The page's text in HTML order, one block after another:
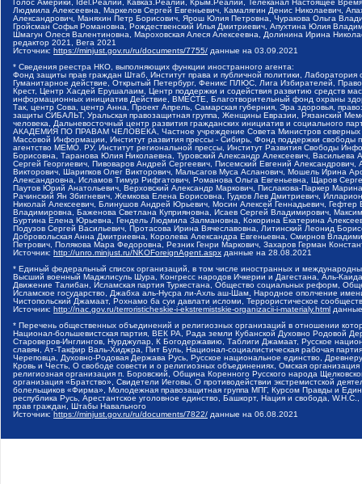
Голос Америки, Idel.Реалии, Кавказ.Реалии, Крым.Реалии, Телеканал Настоящее
Людмила Алексеевна, Маркелов Сергей Евгеньевич, Камалягин Денис Николаевич,
Александрович, Маняхин Петр Борисович, Ярош Юлия Петровна, Чуракова Ольга
Гройсман Софья Романовна, Рождественский Илья Дмитриевич, Апухтина Юлия
Шмагун Олеся Валентиновна, Мароховская Алеся Алексеевна, Долинина Ирина
редактор 2021, Вега 2021
Источник: https://minjust.gov.ru/ru/documents/7755/ данные на 03.09.2021
* Сведения реестра НКО, выполняющих функции иностранного агента:
Фонд защиты прав граждан Штаб, Институт права и публичной политики,
Гуманитарное действие, Открытый Петербург, Феникс ПЛЮС, Лига Избирателей,
Крест, Центр Хасдей Ерушалаим, Центр поддержки и содействия развитию средств
информационных инициатив Действие, ВМЕСТЕ, Благотворительный фонд охраны
Так, центр Сова, центр Анна, Проект Апрель, Самарская губерния, Эра здоровья,
защиты СИБАЛЬТ, Уральская правозащитная группа, Женщины Евразии, Рязанский
человека, Дальневосточный центр развития гражданских инициатив и социального
АКАДЕМИЯ ПО ПРАВАМ ЧЕЛОВЕКА, Частное учреждение Совета Министров северных
Массовой Информации, Институт развития прессы - Сибирь, Фонд поддержки
агентство МЕМО. РУ, Институт региональной прессы, Институт Развития Свободы
Борисовна, Таранова Юлия Николаевна, Туровский Александр Алексеевич,
Сергей Георгиевич, Пивоваров Андрей Сергеевич, Писемский Евгений
Викторович, Шарипков Олег Викторович, Мальсагов Муса Асланович, Мошель Ирина
Александровна, Исламов Тимур Рифгатович, Романова Ольга Евгеньевна, Щаров
Паутов Юрий Анатольевич, Верховский Александр Маркович, Пислакова-Паркер
Рачинский Ян Збигневич, Жемкова Елена Борисовна, Гудков Лев Дмитриевич,
Николай Алексеевич, Блинушов Андрей Юрьевич, Мосин Алексей Геннадьевич,
Владимировна, Баженова Светлана Куприяновна, Исаев Сергей Владимирович,
Буртина Елена Юрьевна, Гендель Людмила Залмановна, Кокорина Екатерина
Подузов Сергей Васильевич, Протасова Ирина Вячеславовна, Литинский Леонид
Добровольская Анна Дмитриевна, Королева Александра Евгеньевна, Смирнов
Петрович, Полякова Мара Федоровна, Резник Генри Маркович, Захаров Герман
Источник: http://unro.minjust.ru/NKOForeignAgent.aspx данные на 28.08.2021
* Единый федеральный список организаций, в том числе иностранных и
Высший военный Маджлисуль Шура, Конгресс народов Ичкерии и Дагестана, Аль-
Движение Талибан, Исламская партия Туркестана, Общество социальных реформ,
Исламское государство, Джабха аль-Нусра ли-Ахль аш-Шам, Народное ополчение
Чистопольский Джамаат, Рохнамо ба суи давлати исломи, Террористическое
Источник: http://nac.gov.ru/terroristicheskie-i-ekstremistskie-organizacii-i-materialy.html
* Перечень общественных объединений и религиозных организаций в отношении
Национал-большевистская партия, ВЕК РА, Рада земли Кубанской Духовно Родовой
Староверов-Инглингов, Нурджулар, К Богодержавию, Таблиги Джамаат, Русское
славян, Ат-Такфир Валь-Хиджра, Пит Буль, Национал-социалистическая рабочая
Череповца, Духовно-Родовая Держава Русь, Русское национальное единство,
Кровь и Честь, О свободе совести и о религиозных объединениях, Омская
религиозная организация п. Боровский, Община Коренного Русского народа
организация «Братство», Свидетели Иеговы, О противодействии экстремистской
болельщиков «Фирма», Молодежная правозащитная группа МПГ, Курсом Правды и
республика Русь, Арестантское уголовное единство, Башкорт, Нация и свобода,
прав граждан, Штабы Навального
Источник: https://minjust.gov.ru/ru/documents/7822/ данные на 06.08.2021